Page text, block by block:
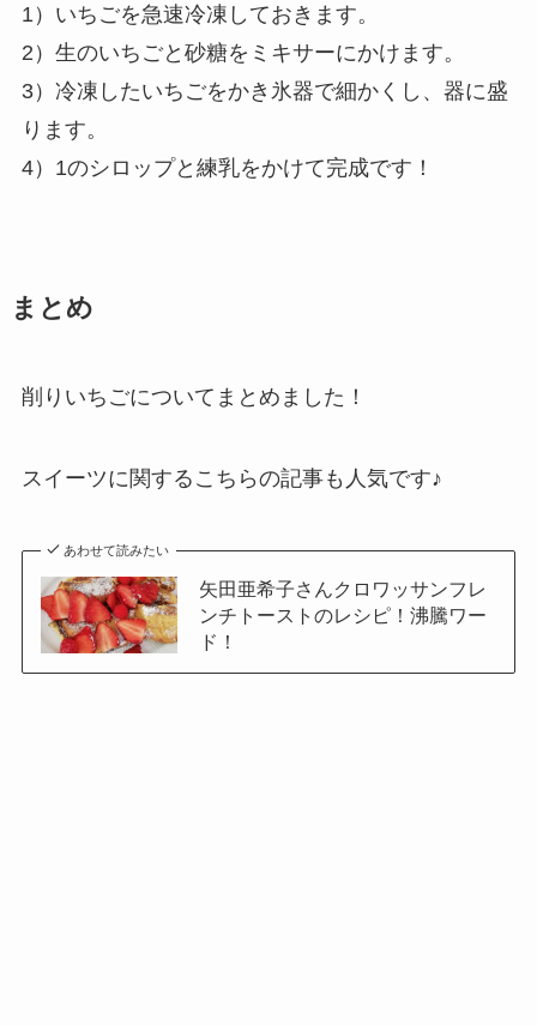
1）いちごを急速冷凍しておきます。
2）生のいちごと砂糖をミキサーにかけます。
3）冷凍したいちごをかき氷器で細かくし、器に盛
ります。
4）1のシロップと練乳をかけて完成です！
まとめ
削りいちごについてまとめました！
スイーツに関するこちらの記事も人気です♪
あわせて読みたい
矢田亜希子さんクロワッサンフレ
ンチトーストのレシピ！沸騰ワー
ド！